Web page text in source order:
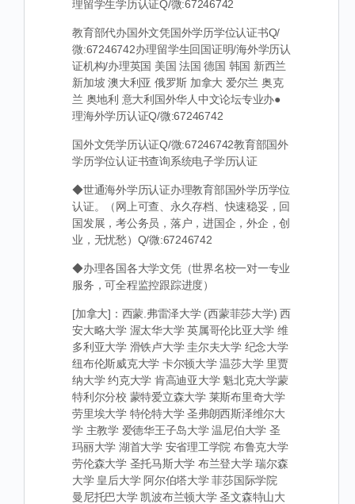
理留学生学历认证Q/微:67246742
教育部代办国外文凭国外学历学位认证书Q/
微:67246742办理留学生回国证明/海外学历认
证机构/办理英国 美国 法国 德国 韩国 新西兰
新加坡 澳大利亚 俄罗斯 加拿大 爱尔兰 奥克
兰 奥地利 意大利国外华人中文论坛专业办●
理海外学历认证Q/微:67246742
国外文凭学历认证Q/微:67246742教育部国外
学历学位认证书查询系统电子学历认证
◆世通海外学历认证办理教育部国外学历学位
认证。（网上可查、永久存档、快速稳妥，回
国发展，考公务员，落户，进国企，外企，创
业，无忧愁）Q/微:67246742
◆办理各国各大学文凭（世界名校一对一专业
服务，可全程监控跟踪进度）
[加拿大]：西蒙.弗雷泽大学 (西蒙菲莎大学) 西
安大略大学 渥太华大学 英属哥伦比亚大学 维
多利亚大学 滑铁卢大学 圭尔夫大学 纪念大学
纽布伦斯威克大学 卡尔顿大学 温莎大学 里贾
纳大学 约克大学 肯高迪亚大学 魁北克大学蒙
特利尔分校 蒙特爱立森大学 莱斯布里奇大学
劳里埃大学 特伦特大学 圣弗朗西斯泽维尔大
学 主教学 爱德华王子岛大学 温尼伯大学 圣
玛丽大学 湖首大学 安省理工学院 布鲁克大学
劳伦森大学 圣托马斯大学 布兰登大学 瑞尔森
大学 皇后大学 阿尔伯塔大学 菲莎国际学院
曼尼托巴大学 凯波布兰顿大学 圣文森特山大